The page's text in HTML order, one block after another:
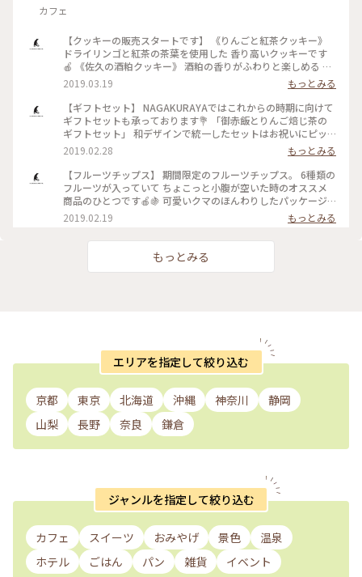
カフェ
【クッキーの販売スタートです】 《りんごと紅茶クッキー》
ドライリンゴと紅茶の茶葉を使用した 香り高いクッキーです
🍎 《佐久の酒粕クッキー》 酒粕の香りがふわりと楽しめる ク
ラッカータイプのクッキーです♩ 《信州そば粉のスノーボー
ルクッキー》 信州佐久産のそば粉を使ったふんわりサクサク
のスノーボールクッキーです🌿 3種類とも可愛い缶入りとなっ
ております！ 軽井沢の春ももうすぐそこに！ 出会いの季節の
ギフトにも、 お出かけのお供にもピッタリです💐 店頭に並ん
成中ですが、 店頭でお買い求めいただけますので ぜひお立ち
寄りくださいね🏡 . NAGAKURAYA 営業時間 10:00～18:00 .
#NAGAKURAYA #nagakuraya #ナガクラヤ #karuizawa #軽
井沢 #nagano#長野 #sinsyu#信州 #雑貨#軽井沢雑貨 #軽井沢
雑貨屋 #軽井沢雑貨屋さん #gift #ギフト #omiyage #お土産 #
ドライフラワー #ドライフラワーのある暮らし #新商品 #クッ
2019.03.19
もっとみる
【ギフトセット】 NAGAKURAYAではこれからの時期に向けて
ギフトセットも承っております💐 「御赤飯とりんご焙じ茶の
ギフトセット」 和デザインで統一したセットはお祝いにピッ
タリ！ 晴れ着のメッセージカードを添えてみても可愛いです
♩ お熨斗対応可能な商品もございますので ご希望がございま
したらお気軽に仰ってくださいね！ ※御赤飯はご注文をいた
だいてから 少々お時間をいただきますので 予めご了承くださ
いませ… NAGAKURAYA 営業時間 10:00～18:00
#NAGAKURAYA #nagakuraya #ナガクラヤ #karuizawa #軽
井沢 #雑貨 #軽井沢雑貨 #軽井沢雑貨屋 #軽井沢雑貨屋さん
ラワーのある暮らし #お祝い #内祝い #giftset #ギフトセット
2019.02.28
もっとみる
【フルーツチップス】 期間限定のフルーツチップス。 6種類の
フルーツが入っていて ちょこっと小腹が空いた時のオススメ
商品のひとつです🍎🍇 可愛いクマのほんわりしたパッケージ
にも注目！ 野菜チップスとセットにして ちょっとしたお土産
やお礼にぜひどうぞ♩ NAGAKURAYA 営業時間 10:00～18:00
#NAGAKURAYA #nagakuraya #ナガクラヤ #karuizawa #軽
井沢 #雑貨 #軽井沢雑貨 #軽井沢雑貨屋 #軽井沢雑貨屋さん
#gift #ギフト #omiyage #お土産 #ドライフラワー #ドライフ
2019.02.19 もっとみる
もっとみる
エリアを指定して絞り込む
京都 東京 北海道 沖縄 神奈川
静岡
山梨
長野 奈良 鎌倉
ジャンルを指定して絞り込む
カフェ スイーツ おみやげ 景色
温泉
ホテル
ごはん パン 雑貨 イベント